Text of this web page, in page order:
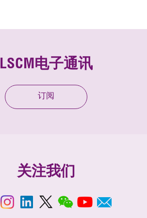
LSCM电子通讯
订阅
关注我们